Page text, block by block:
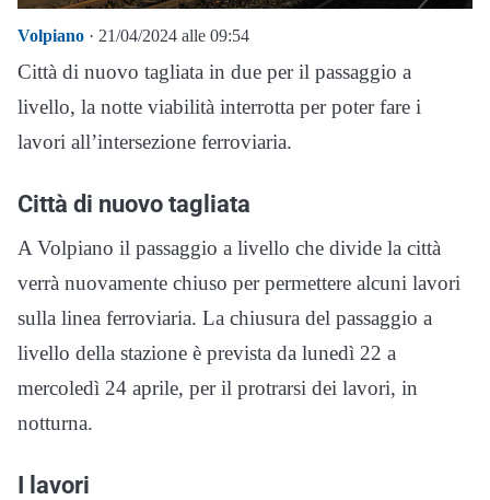
Volpiano · 21/04/2024 alle 09:54
Città di nuovo tagliata in due per il passaggio a
livello, la notte viabilità interrotta per poter fare i
lavori all’intersezione ferroviaria.
Città di nuovo tagliata
A Volpiano il passaggio a livello che divide la città
verrà nuovamente chiuso per permettere alcuni lavori
sulla linea ferroviaria. La chiusura del passaggio a
livello della stazione è prevista da lunedì 22 a
mercoledì 24 aprile, per il protrarsi dei lavori, in
notturna.
I lavori